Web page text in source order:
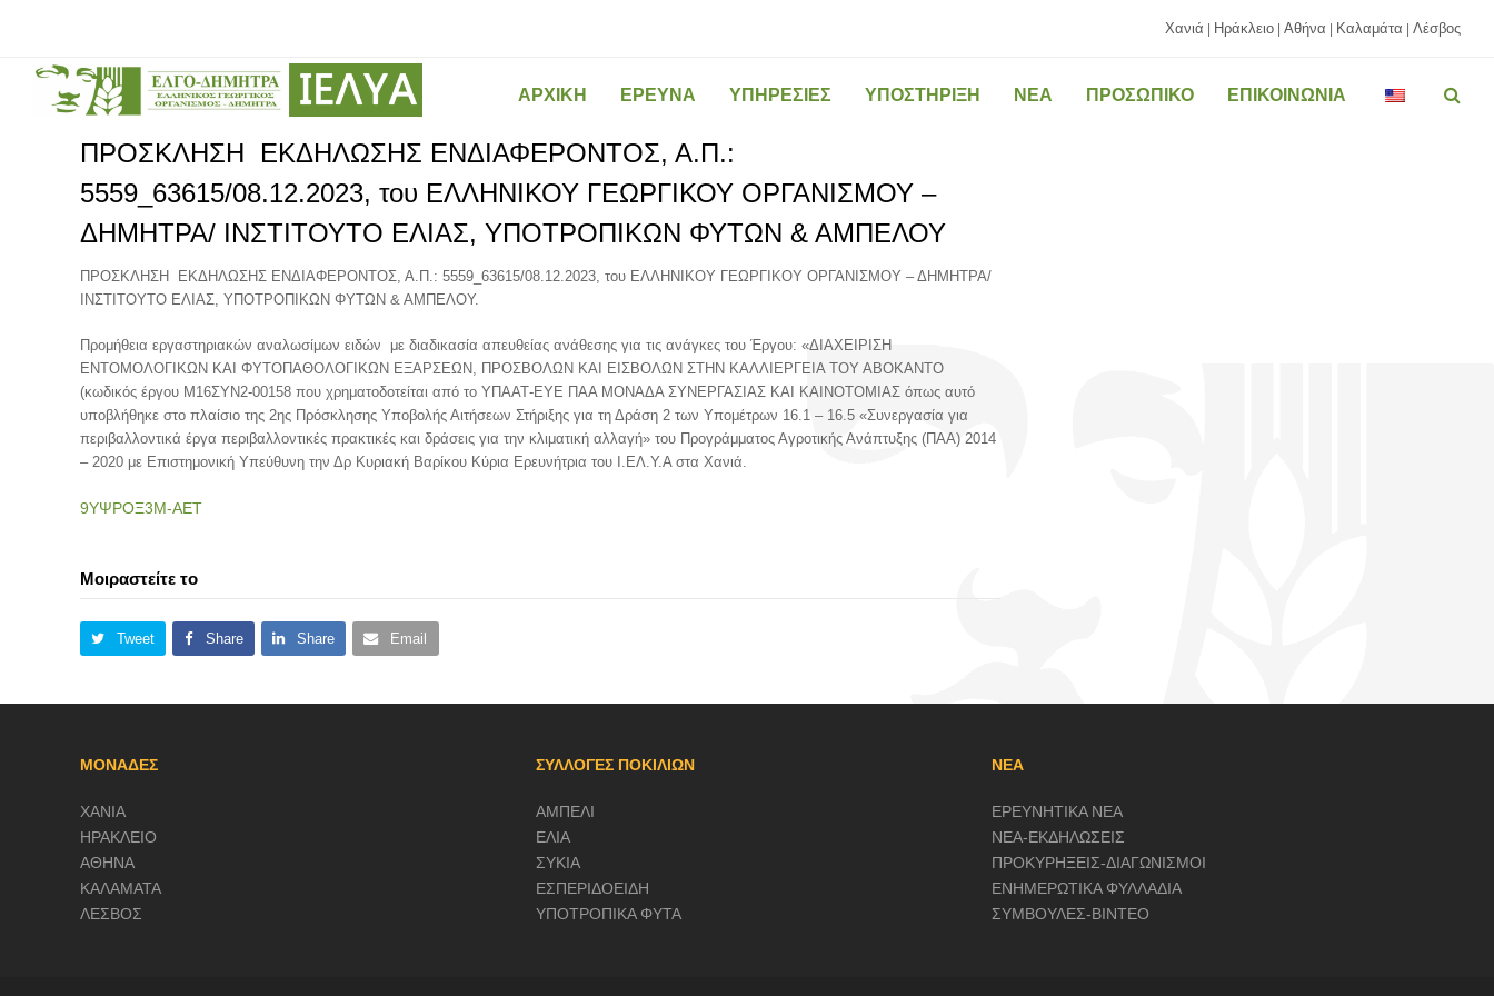
Χανιά Ηράκλειο Αθήνα Καλαμάτα Λέσβος
ΑΡΧΙΚΗ ΕΡΕΥΝΑ ΥΠΗΡΕΣΙΕΣ ΥΠΟΣΤΗΡΙΞΗ ΝΕΑ ΠΡΟΣΩΠΙΚΟ ΕΠΙΚΟΙΝΩΝΙΑ
ΠΡΟΣΚΛΗΣΗ ΕΚΔΗΛΩΣΗΣ ΕΝΔΙΑΦΕΡΟΝΤΟΣ, Α.Π.:
5559_63615/08.12.2023, του ΕΛΛΗΝΙΚΟΥ ΓΕΩΡΓΙΚΟΥ ΟΡΓΑΝΙΣΜΟΥ –
ΔΗΜΗΤΡΑ/ ΙΝΣΤΙΤΟΥΤΟ ΕΛΙΑΣ, ΥΠΟΤΡΟΠΙΚΩΝ ΦΥΤΩΝ & ΑΜΠΕΛΟΥ
ΠΡΟΣΚΛΗΣΗ ΕΚΔΗΛΩΣΗΣ ΕΝΔΙΑΦΕΡΟΝΤΟΣ, Α.Π.: 5559_63615/08.12.2023, του ΕΛΛΗΝΙΚΟΥ ΓΕΩΡΓΙΚΟΥ ΟΡΓΑΝΙΣΜΟΥ – ΔΗΜΗΤΡΑ/
ΙΝΣΤΙΤΟΥΤΟ ΕΛΙΑΣ, ΥΠΟΤΡΟΠΙΚΩΝ ΦΥΤΩΝ & ΑΜΠΕΛΟΥ.
Προμήθεια εργαστηριακών αναλωσίμων ειδών με διαδικασία απευθείας ανάθεσης για τις ανάγκες του Έργου: «ΔΙΑΧΕΙΡΙΣΗ
ΕΝΤΟΜΟΛΟΓΙΚΩΝ ΚΑΙ ΦΥΤΟΠΑΘΟΛΟΓΙΚΩΝ ΕΞΑΡΣΕΩΝ, ΠΡΟΣΒΟΛΩΝ ΚΑΙ ΕΙΣΒΟΛΩΝ ΣΤΗΝ ΚΑΛΛΙΕΡΓΕΙΑ ΤΟΥ ΑΒΟΚΑΝΤΟ
(κωδικός έργου Μ16ΣΥΝ2-00158 που χρηματοδοτείται από το ΥΠΑΑΤ-ΕΥΕ ΠΑΑ ΜΟΝΑΔΑ ΣΥΝΕΡΓΑΣΙΑΣ ΚΑΙ ΚΑΙΝΟΤΟΜΙΑΣ όπως αυτό
υποβλήθηκε στο πλαίσιο της 2ης Πρόσκλησης Υποβολής Αιτήσεων Στήριξης για τη Δράση 2 των Υπομέτρων 16.1 – 16.5 «Συνεργασία για
περιβαλλοντικά έργα περιβαλλοντικές πρακτικές και δράσεις για την κλιματική αλλαγή» του Προγράμματος Αγροτικής Ανάπτυξης (ΠΑΑ) 2014
– 2020 με Επιστημονική Υπεύθυνη την Δρ Κυριακή Βαρίκου Κύρια Ερευνήτρια του Ι.ΕΛ.Υ.Α στα Χανιά.
9ΥΨΡΟΞ3Μ-ΑΕΤ
Μοιραστείτε το
Tweet Share Share Email
ΜΟΝΑΔΕΣ
ΧΑΝΙΑ
ΗΡΑΚΛΕΙΟ
ΑΘΗΝΑ
ΚΑΛΑΜΑΤΑ
ΛΕΣΒΟΣ
ΣΥΛΛΟΓΕΣ ΠΟΚΙΛΙΩΝ
ΑΜΠΕΛΙ
ΕΛΙΑ
ΣΥΚΙΑ
ΕΣΠΕΡΙΔΟΕΙΔΗ
ΥΠΟΤΡΟΠΙΚΑ ΦΥΤΑ
ΝΕΑ
ΕΡΕΥΝΗΤΙΚΑ ΝΕΑ
ΝΕΑ-ΕΚΔΗΛΩΣΕΙΣ
ΠΡΟΚΥΡΗΞΕΙΣ-ΔΙΑΓΩΝΙΣΜΟΙ
ΕΝΗΜΕΡΩΤΙΚΑ ΦΥΛΛΑΔΙΑ
ΣΥΜΒΟΥΛΕΣ-ΒΙΝΤΕΟ